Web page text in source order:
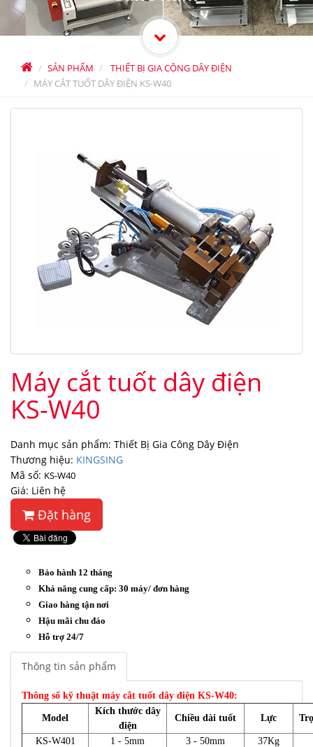
SẢN PHẨM
THIẾT BỊ GIA CÔNG DÂY ĐIỆN
MÁY CẮT TUỐT DÂY ĐIỆN KS-W40
Máy cắt tuốt dây điện
KS-W40
Danh mục sản phẩm: Thiết Bị Gia Công Dây Điện
Thương hiệu: KINGSING
Mã số: KS-W40
Giá: Liên hệ
Đặt hàng
Bảo hành 12 tháng
Khả năng cung cấp: 30 máy/ đơn hàng
Giao hàng tận nơi
Hậu mãi chu đáo
Hỗ trợ 24/7
Thông tin sản phẩm
Thông số kỹ thuật máy cắt tuốt dây điện KS-W40:
Model
Kích thước dây
điện
Chiều dài tuốt Lực
KS-W401 1 - 5mm 3 - 50mm
37Kg